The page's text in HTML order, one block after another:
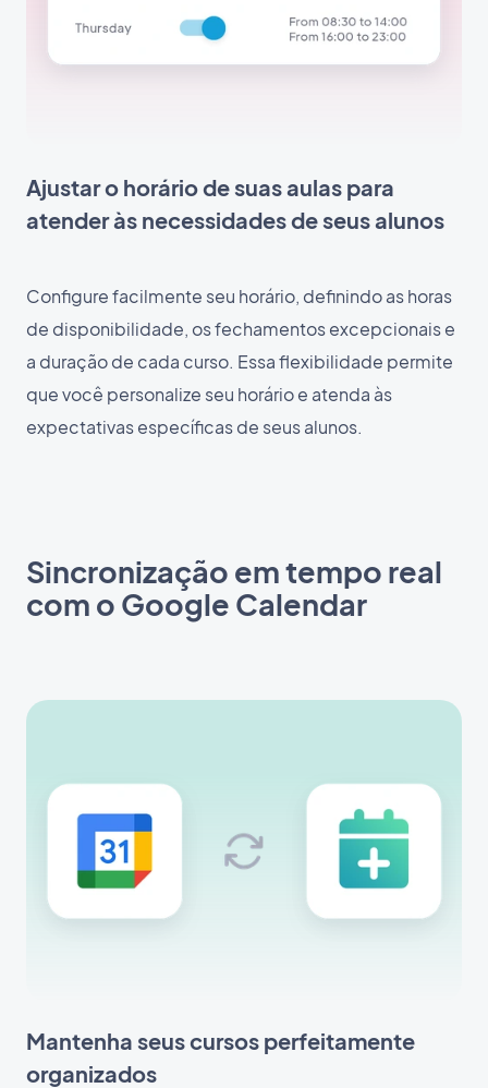
Ajustar o horário de suas aulas para
atender às necessidades de seus alunos
Configure facilmente seu horário, definindo as horas
de disponibilidade, os fechamentos excepcionais e
a duração de cada curso. Essa flexibilidade permite
que você personalize seu horário e atenda às
expectativas específicas de seus alunos.
Sincronização em tempo real
com o Google Calendar
Mantenha seus cursos perfeitamente
organizados